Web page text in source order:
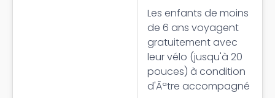
Les enfants de moins
de 6 ans voyagent
gratuitement avec
leur vélo (jusqu'à 20
pouces) à condition
d'Ãªtre accompagné